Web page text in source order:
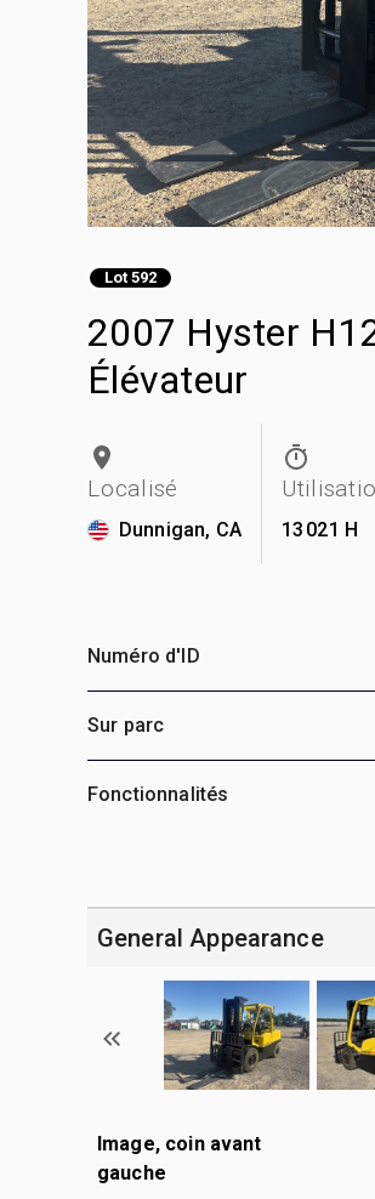
Lot 592
2007 Hyster
Élévateur
Localisé
Dunnigan, CA 13 021 H
Numéro d'ID
Sur parc
Fonctionnalités
General Appearance
Image, coin avant
gauche